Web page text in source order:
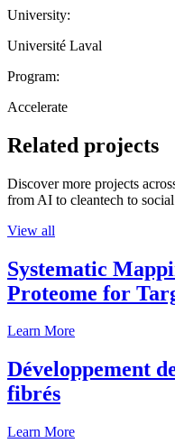
University:
Université Laval
Program:
Accelerate
Related projects
Discover more projects
from AI to cleantech to
View all
Systematic
Proteome for
Learn More
Développement
fibrés
Learn More